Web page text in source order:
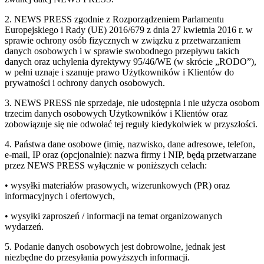
2. NEWS PRESS zgodnie z Rozporządzeniem Parlamentu
Europejskiego i Rady (UE) 2016/679 z dnia 27 kwietnia 2016 r. w
sprawie ochrony osób fizycznych w związku z przetwarzaniem
danych osobowych i w sprawie swobodnego przepływu takich
danych oraz uchylenia dyrektywy 95/46/WE (w skrócie „RODO”),
w pełni uznaje i szanuje prawo Użytkowników i Klientów do
prywatności i ochrony danych osobowych.
3. NEWS PRESS nie sprzedaje, nie udostępnia i nie użycza osobom
trzecim danych osobowych Użytkowników i Klientów oraz
zobowiązuje się nie odwołać tej reguły kiedykolwiek w przyszłości.
4. Państwa dane osobowe (imię, nazwisko, dane adresowe, telefon,
e-mail, IP oraz (opcjonalnie): nazwa firmy i NIP, będą przetwarzane
przez NEWS PRESS wyłącznie w poniższych celach:
• wysyłki materiałów prasowych, wizerunkowych (PR) oraz
informacyjnych i ofertowych,
• wysyłki zaproszeń / informacji na temat organizowanych
wydarzeń.
5. Podanie danych osobowych jest dobrowolne, jednak jest
niezbędne do przesyłania powyższych informacji.